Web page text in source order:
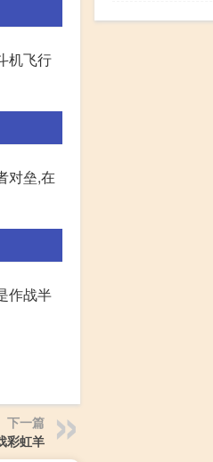
机飞行
对垒,在
作战半
下一篇
彩虹羊